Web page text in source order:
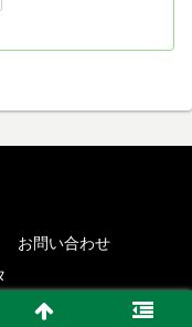
お問い合わせ
Reserved.